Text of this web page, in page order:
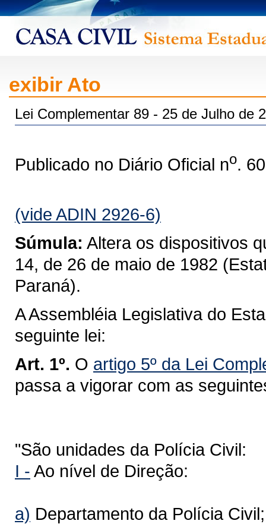
exibir Ato
Lei Complementar 89 - 25 de Julho de
Publicado no Diário Oficial no.
(vide ADIN 2926-6)
Súmula: Altera os dispositivos
14, de 26 de maio de 1982
Paraná).
A Assembléia Legislativa do
seguinte lei:
Art. 1º. O artigo 5º da Lei
passa a vigorar com as
"São unidades da Polícia Civil:
I - Ao nível de Direção:
a) Departamento da Polícia Civil;